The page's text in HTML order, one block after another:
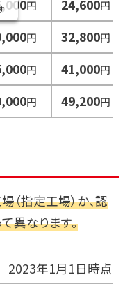
円 24,600円
円 32,800円
円 41,000円
円 49,200円
指定工場）か、認
異なります。
2023年1月1日時点